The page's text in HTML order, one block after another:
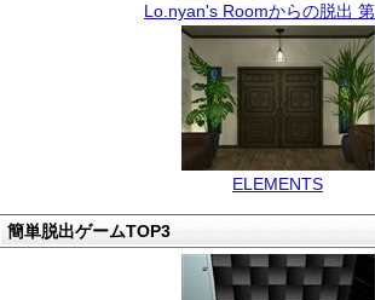
Lo.nyan's Roomからの脱出
ELEMENTS
簡単脱出ゲームTOP3